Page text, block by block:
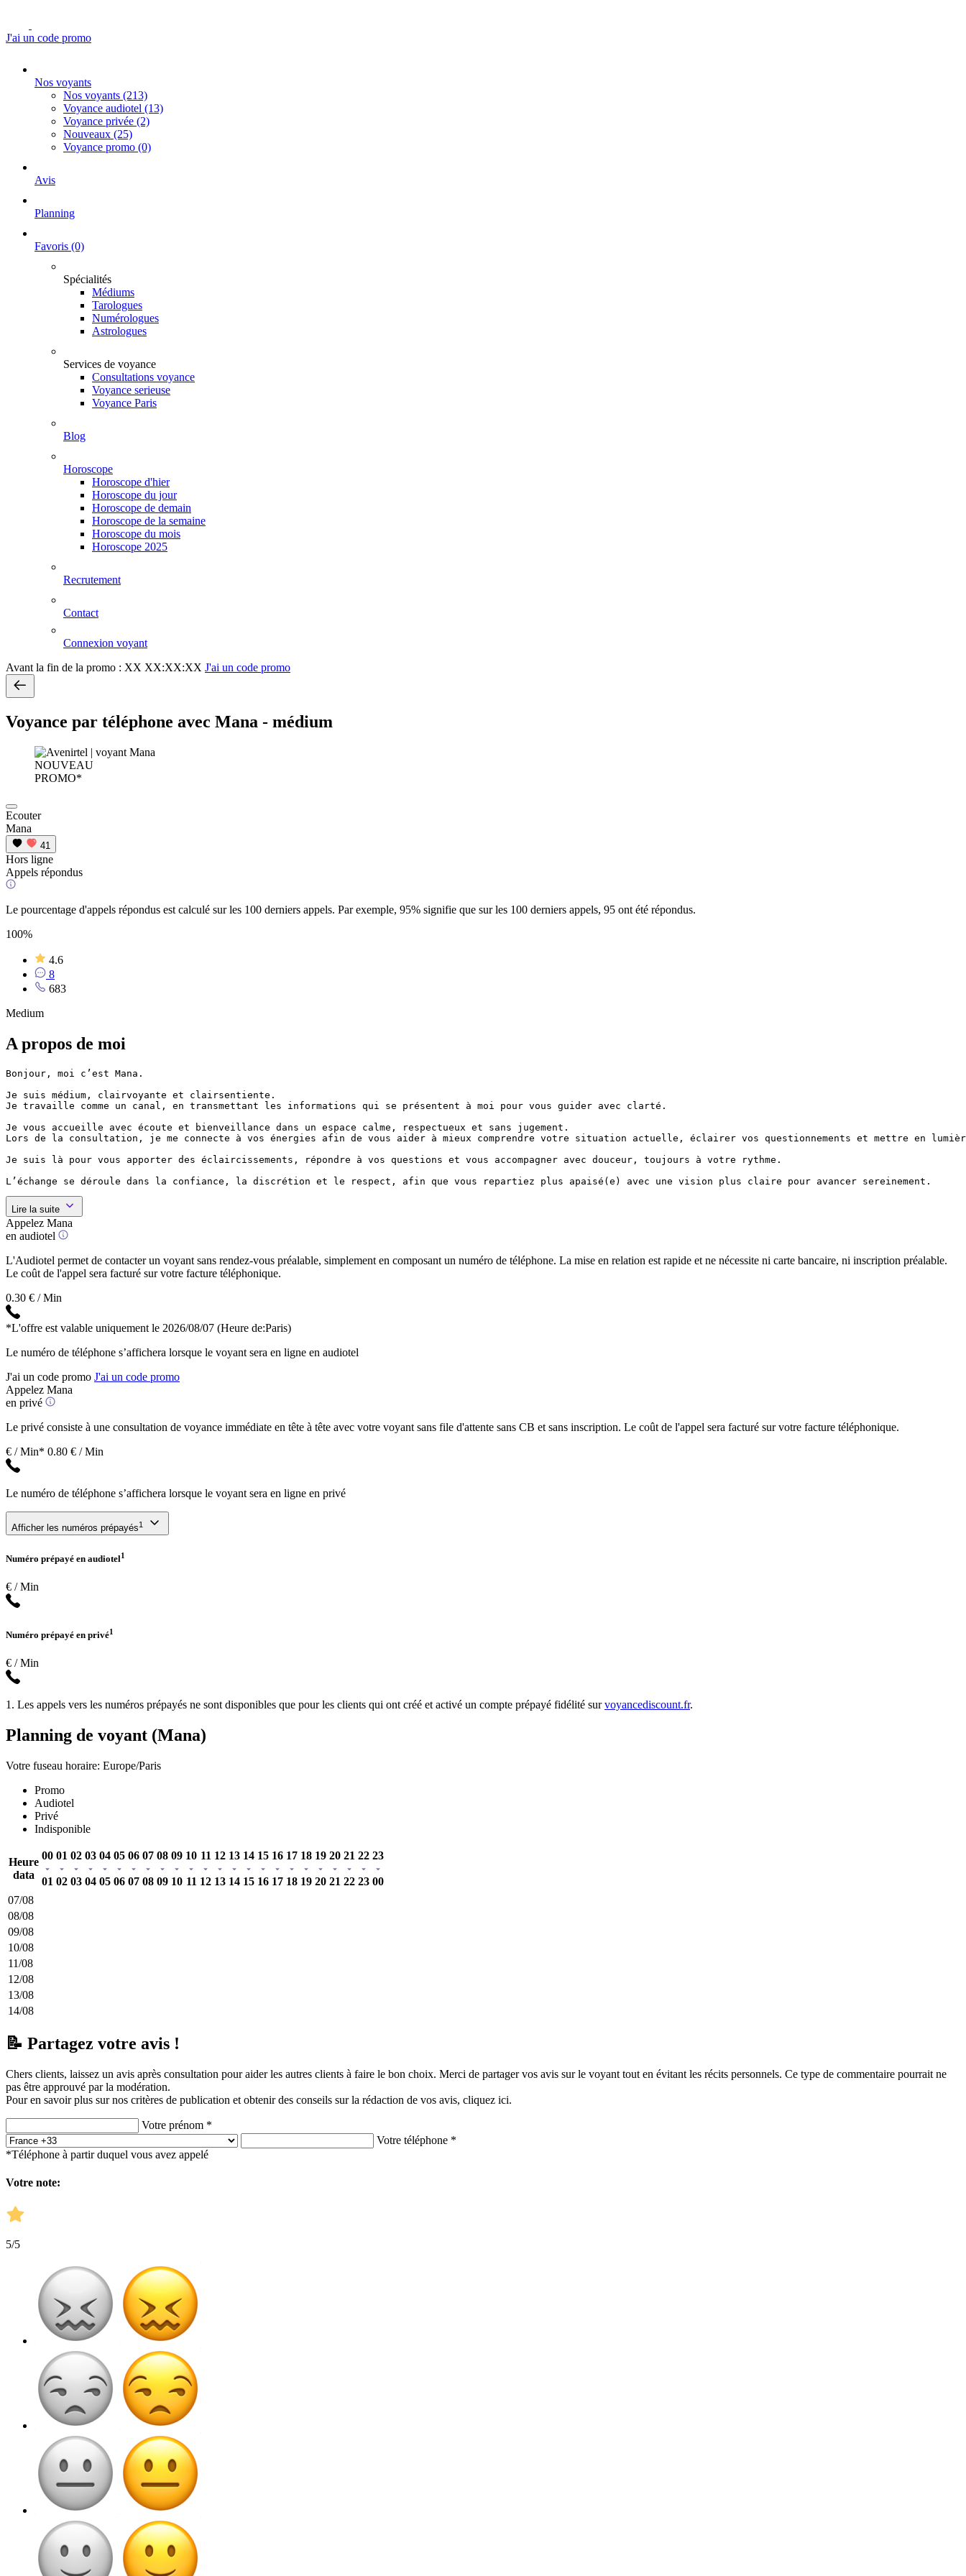
J'ai un code promo
Nos voyants
Nos voyants (213)
Voyance audiotel (13)
Voyance privée (2)
Nouveaux (25)
Voyance promo (0)
Avis
Planning
Favoris (0)
Spécialités
Médiums
Tarologues
Numérologues
Astrologues
Services de voyance
Consultations voyance
Voyance serieuse
Voyance Paris
Blog
Horoscope
Horoscope d'hier
Horoscope du jour
Horoscope de demain
Horoscope de la semaine
Horoscope du mois
Horoscope 2025
Recrutement
Contact
Connexion voyant
Avant la fin de la promo : XX XX:XX:XX J'ai un code promo
Voyance par téléphone avec Mana - médium
NOUVEAU
PROMO*
Ecouter
Mana
41
Hors ligne
Appels répondus
Le pourcentage d'appels répondus est calculé sur les 100 derniers appels. Par exemple, 95% signifie que sur les 100 derniers appels, 95 ont été répondus.
100%
4.6
8
683
Medium
A propos de moi
Bonjour, moi c’est Mana.
Je suis médium, clairvoyante et clairsentiente.
Je travaille comme un canal, en transmettant les informations qui se présentent à moi pour vous guider avec clarté.
Je vous accueille avec écoute et bienveillance dans un espace calme, respectueux et sans jugement.
Lors de la consultation, je me connecte à vos énergies afin de vous aider à mieux comprendre votre situation actuelle, éclairer vos questionnements et mettre en
Je suis là pour vous apporter des éclaircissements, répondre à vos questions et vous accompagner avec douceur, toujours à votre rythme.
L’échange se déroule dans la confiance, la discrétion et le respect, afin que vous repartiez plus apaisé(e) avec une vision plus claire pour avancer sereinement.
Lire la suite
Appelez Mana
en audiotel
L'Audiotel permet de contacter un voyant sans rendez-vous préalable, simplement en composant un numéro de téléphone. La mise en relation est rapide et ne nécessite ni carte bancaire, ni inscription préalable.
Le coût de l'appel sera facturé sur votre facture téléphonique.
0.30 € / Min
*L'offre est valable uniquement le 2026/08/07 (Heure de:Paris)
Le numéro de téléphone s’affichera lorsque le voyant sera en ligne en audiotel
J'ai un code promo J'ai un code promo
Appelez Mana
en privé
Le privé consiste à une consultation de voyance immédiate en tête à tête avec votre voyant sans file d'attente sans CB et sans inscription. Le coût de l'appel sera facturé sur votre facture téléphonique.
€ / Min* 0.80 € / Min
Le numéro de téléphone s’affichera lorsque le voyant sera en ligne en privé
Afficher les numéros prépayés1
Numéro prépayé en audiotel1
€ / Min
Numéro prépayé en privé1
€ / Min
1. Les appels vers les numéros prépayés ne sont disponibles que pour les clients qui ont créé et activé un compte prépayé fidélité survoyancediscount.fr.
Planning de voyant (Mana)
Votre fuseau horaire: Europe/Paris
Promo
Audiotel
Privé
Indisponible
Heure
data
00
01
01
02
02
03
03
04
04
05
05
06
06
07
07
08
08
09
09
10
10
11
11
12
12
13
13
14
14
15
15
16
16
17
17
18
18
19
19
20
20
21
21
22
22
23
23
00
07/08
08/08
09/08
10/08
11/08
12/08
13/08
14/08
📝 Partagez votre avis !
Chers clients, laissez un avis après consultation pour aider les autres clients à faire le bon choix. Merci de partager vos avis sur le voyant tout en évitant les récits personnels. Ce type de commentaire pourrait ne
pas être approuvé par la modération.
Pour en savoir plus sur nos critères de publication et obtenir des conseils sur la rédaction de vos avis, cliquez ici.
Votre prénom *
Votre téléphone *
*Téléphone à partir duquel vous avez appelé
Votre note:
5/5